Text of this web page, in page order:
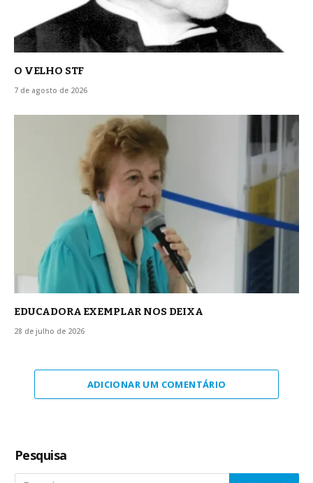
O VELHO STF
7 de agosto de 2026
EDUCADORA EXEMPLAR NOS DEIXA
28 de julho de 2026
ADICIONAR UM COMENTÁRIO
Pesquisa